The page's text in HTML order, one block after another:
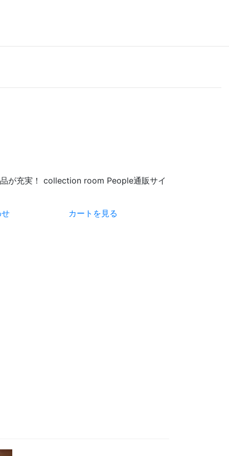
が充実！ collection room People通販サイ
カートを見る